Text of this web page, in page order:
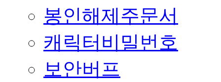
봉인해제주문서
캐릭터비밀번호
보안버프